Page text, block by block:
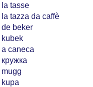
la tasse
la tazza da caffè
de beker
kubek
a caneca
кружка
mugg
kupa